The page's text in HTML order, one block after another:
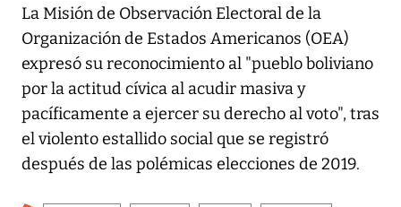
La Misión de Observación Electoral de la
Organización de Estados Americanos (OEA)
expresó su reconocimiento al "pueblo boliviano
por la actitud cívica al acudir masiva y
pacíficamente a ejercer su derecho al voto", tras
el violento estallido social que se registró
después de las polémicas elecciones de 2019.